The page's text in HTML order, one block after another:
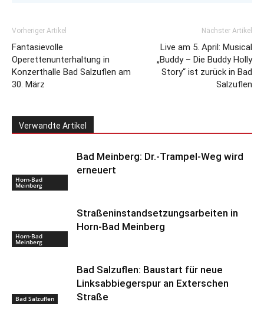
Vorheriger Artikel
Fantasievolle
Operettenunterhaltung in
Konzerthalle Bad Salzuflen am
30. März
Nächster Artikel
Live am 5. April: Musical
„Buddy – Die Buddy Holly
Story“ ist zurück in Bad
Salzuflen
Verwandte Artikel
Horn-Bad
Meinberg
Bad Meinberg: Dr.-Trampel-Weg wird
erneuert
Horn-Bad
Meinberg
Straßeninstandsetzungsarbeiten in
Horn-Bad Meinberg
Bad Salzuflen
Bad Salzuflen: Baustart für neue
Linksabbiegerspur an Exterschen
Straße